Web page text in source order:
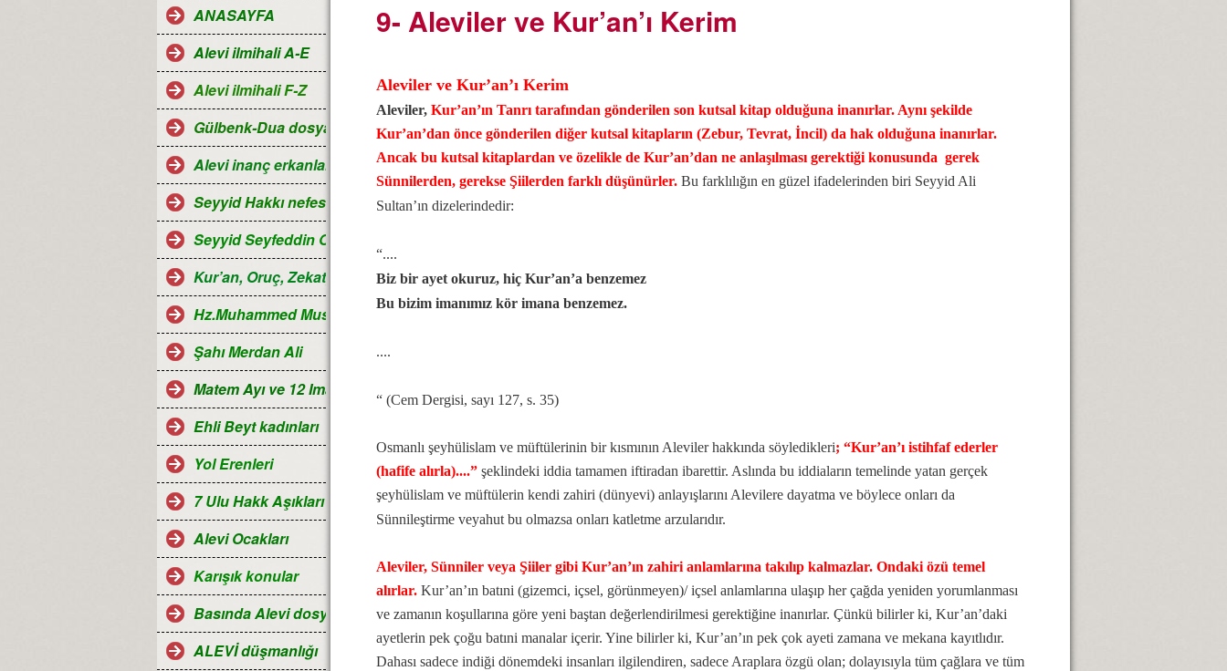
ANASAYFA
Alevi ilmihali A-E
Alevi ilmihali F-Z
Gülbenk-Dua dosyası
Alevi inanç erkanları
Seyyid Hakkı nefesleri
Seyyid Seyfeddin Ocağı...
Kur’an, Oruç, Zekat, Hac ve Ramazan ayı
Hz.Muhammed Mustafa
Şahı Merdan Ali
Matem Ayı ve 12 Imamlar
Ehli Beyt kadınları
Yol Erenleri
7 Ulu Hakk Aşıkları ve Halk ozanları
Alevi Ocakları
Karışık konular
Basında Alevi dosyaları
ALEVİ düşmanlığı
9- Aleviler ve Kur’an’ı Kerim
Aleviler ve Kur’an’ı Kerim
Aleviler, Kur’an’ın Tanrı tarafından gönderilen son kutsal kitap olduğuna inanırlar. Aynı şekilde
Kur’an’dan önce gönderilen diğer kutsal kitapların (Zebur, Tevrat, İncil) da hak olduğuna inanırlar.
Ancak bu kutsal kitaplardan ve özelikle de Kur’an’dan ne anlaşılması gerektiği konusunda gerek
Sünnilerden, gerekse Şiilerden farklı düşünürler. Bu farklılığın en güzel ifadelerinden biri Seyyid Ali
Sultan’ın dizelerindedir:
“....
Biz bir ayet okuruz, hiç Kur’an’a benzemez
Bu bizim imanımız kör imana benzemez.
....
“ (Cem Dergisi, sayı 127, s. 35)
Osmanlı şeyhülislam ve müftülerinin bir kısmının Aleviler hakkında söyledikleri; “Kur’an’ı istihfaf ederler
(hafife alırla)....” şeklindeki iddia tamamen iftiradan ibarettir. Aslında bu iddiaların temelinde yatan gerçek
şeyhülislam ve müftülerin kendi zahiri (dünyevi) anlayışlarını Alevilere dayatma ve böylece onları da
Sünnileştirme veyahut bu olmazsa onları katletme arzularıdır.
Aleviler, Sünniler veya Şiiler gibi Kur’an’ın zahiri anlamlarına takılıp kalmazlar. Ondaki özü temel
alırlar. Kur’an’ın batıni (gizemci, içsel, görünmeyen)/ içsel anlamlarına ulaşıp her çağda yeniden yorumlanması
ve zamanın koşullarına göre yeni baştan değerlendirilmesi gerektiğine inanırlar. Çünkü bilirler ki, Kur’an’daki
ayetlerin pek çoğu batıni manalar içerir. Yine bilirler ki, Kur’an’ın pek çok ayeti zamana ve mekana kayıtlıdır.
Dahası sadece indiği dönemdeki insanları ilgilendiren, sadece Araplara özgü olan; dolayısıyla tüm çağlara ve tüm